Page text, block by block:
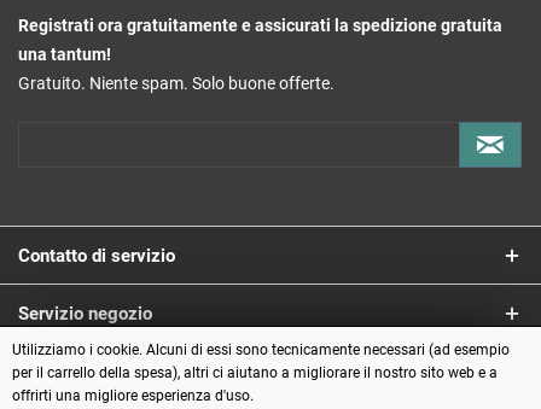
Registrati ora gratuitamente e assicurati la spedizione gratuita
una tantum!
Gratuito. Niente spam. Solo buone offerte.
Contatto di servizio
Servizio negozio
Informazioni
Utilizziamo i cookie. Alcuni di essi sono tecnicamente necessari (ad esempio
per il carrello della spesa), altri ci aiutano a migliorare il nostro sito web e a
offrirti una migliore esperienza d'uso.